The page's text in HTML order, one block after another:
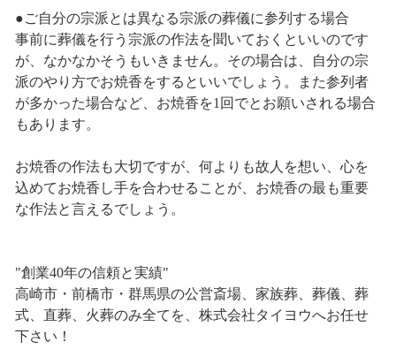
●ご自分の宗派とは異なる宗派の葬儀に参列する場合
事前に葬儀を行う宗派の作法を聞いておくといいのです
が、なかなかそうもいきません。その場合は、自分の宗
派のやり方でお焼香をするといいでしょう。また参列者
が多かった場合など、お焼香を1回でとお願いされる場合
もあります。
お焼香の作法も大切ですが、何よりも故人を想い、心を
込めてお焼香し手を合わせることが、お焼香の最も重要
な作法と言えるでしょう。
"創業40年の信頼と実績"
高崎市・前橋市・群馬県の公営斎場、家族葬、葬儀、葬
式、直葬、火葬のみ全てを、株式会社タイヨウへお任せ
下さい！